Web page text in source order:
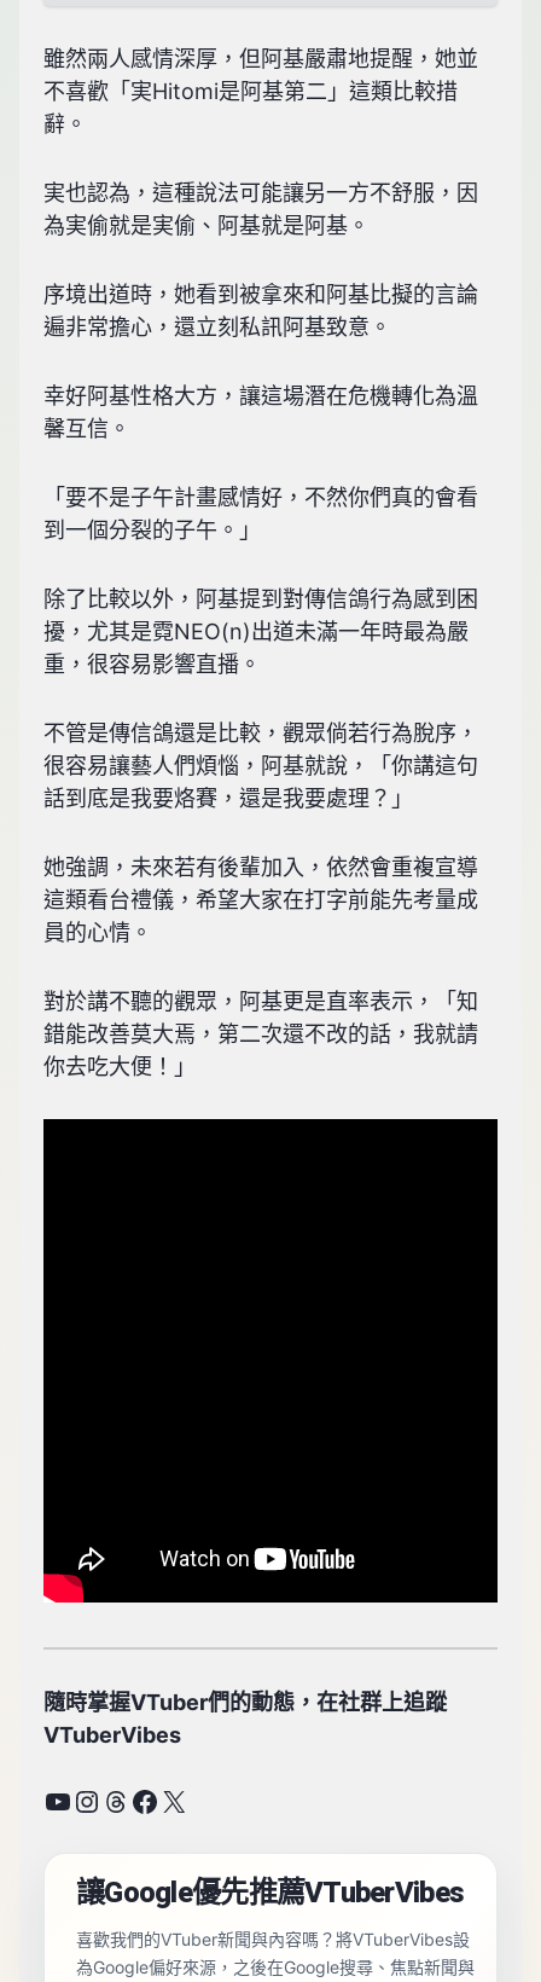
雖然兩人感情深厚，但阿基嚴肅地提醒，她並
不喜歡「実Hitomi是阿基第二」這類比較措
辭。
実也認為，這種說法可能讓另一方不舒服，因
為実偷就是実偷、阿基就是阿基。
序境出道時，她看到被拿來和阿基比擬的言論
遍非常擔心，還立刻私訊阿基致意。
幸好阿基性格大方，讓這場潛在危機轉化為溫
馨互信。
「要不是子午計畫感情好，不然你們真的會看
到一個分裂的子午。」
除了比較以外，阿基提到對傳信鴿行為感到困
擾，尤其是霓NEO(n)出道未滿一年時最為嚴
重，很容易影響直播。
不管是傳信鴿還是比較，觀眾倘若行為脫序，
很容易讓藝人們煩惱，阿基就說，「你講這句
話到底是我要烙賽，還是我要處理？」
她強調，未來若有後輩加入，依然會重複宣導
這類看台禮儀，希望大家在打字前能先考量成
員的心情。
對於講不聽的觀眾，阿基更是直率表示，「知
錯能改善莫大焉，第二次還不改的話，我就請
你去吃大便！」
隨時掌握VTuber們的動態，在社群上追蹤
VTuberVibes
YouTube
Instagram
Threads
Facebook
X
讓Google優先推薦VTuberVibes
喜歡我們的VTuber新聞與內容嗎？將VTuberVibes設
為Google偏好來源，之後在Google搜尋、焦點新聞與